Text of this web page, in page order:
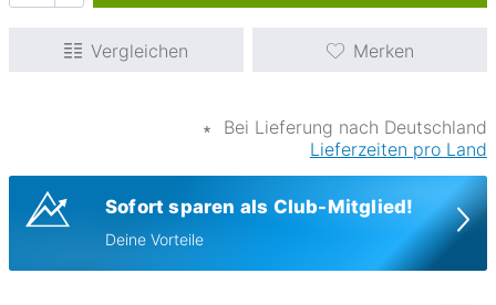
Vergleichen Merken
∗
Bei Lieferung nach Deutschland
Lieferzeiten pro Land
Sofort sparen als Club-Mitglied!
Deine Vorteile